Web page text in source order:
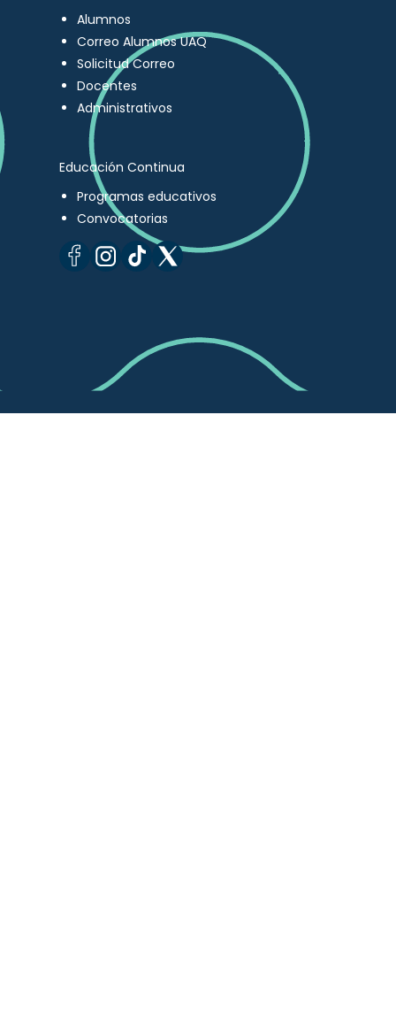
Alumnos
Correo Alumnos UAQ
Solicitud Correo
Docentes
Administrativos
Educación Continua
Programas educativos
Convocatorias